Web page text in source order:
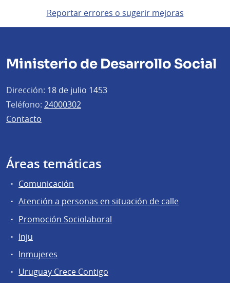
Reportar errores o sugerir mejoras
Ministerio de Desarrollo Social
Dirección: 18 de julio 1453
Teléfono: 24000302
Contacto
Áreas temáticas
Comunicación
Atención a personas en situación de calle
Promoción Sociolaboral
Inju
Inmujeres
Uruguay Crece Contigo